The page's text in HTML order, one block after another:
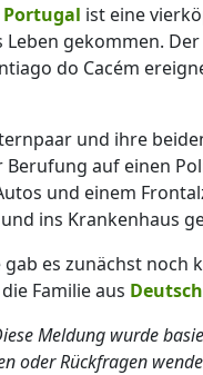
Portugal ist eine
gekommen.
do Cacém
und ihre
auf einen
und einem
ins Krankenhaus
es zunächst noch
Familie aus
Meldung wurde
oder Rückfragen